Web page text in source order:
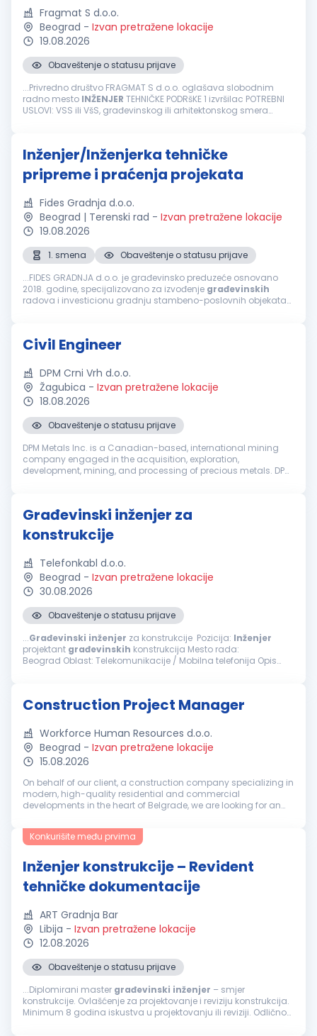
Fragmat S d.o.o.
Beograd - Izvan pretražene lokacije
19.08.2026
Obaveštenje o statusu prijave
...Privredno društvo FRAGMAT S d.o.o. oglašava slobodnim
radno mesto INŽENJER TEHNIČKE PODRšKE 1 izvršilac POTREBNI
USLOVI: VSS ili VšS, građevinskog ili arhitektonskog smera
Inženjer/Inženjerka tehničke
pripreme i praćenja projekata
Fides Gradnja d.o.o.
Beograd | Terenski rad - Izvan pretražene lokacije
19.08.2026
1. smena
Obaveštenje o statusu prijave
...FIDES GRADNJA d.o.o. je građevinsko preduzeće osnovano
2018. godine, specijalizovano za izvođenje građevinskih
radova i investicionu gradnju stambeno-poslovnih objekata
Civil Engineer
DPM Crni Vrh d.o.o.
Žagubica - Izvan pretražene lokacije
18.08.2026
Obaveštenje o statusu prijave
DPM Metals Inc. is a Canadian-based, international mining
company engaged in the acquisition, exploration,
development, mining, and processing of precious metals. DPM
Građevinski inženjer za
konstrukcije
Telefonkabl d.o.o.
Beograd - Izvan pretražene lokacije
30.08.2026
Obaveštenje o statusu prijave
...Građevinski inženjer za konstrukcije Pozicija: Inženjer
projektant građevinskih konstrukcija Mesto rada:
Beograd Oblast: Telekomunikacije / Mobilna telefonija Opis
Construction Project Manager
Workforce Human Resources d.o.o.
Beograd - Izvan pretražene lokacije
15.08.2026
On behalf of our client, a construction company specializing in
modern, high-quality residential and commercial
developments in the heart of Belgrade, we are looking for an
fast-growing or...
Konkurišite među prvima
Inženjer konstrukcije – Revident
tehničke dokumentacije
ART Gradnja Bar
Libija - Izvan pretražene lokacije
12.08.2026
Obaveštenje o statusu prijave
...Diplomirani master građevinski inženjer – smjer
konstrukcije. Ovlašćenje za projektovanje i reviziju konstrukcija.
Minimum 8 godina iskustva u projektovanju ili reviziji. Odlično